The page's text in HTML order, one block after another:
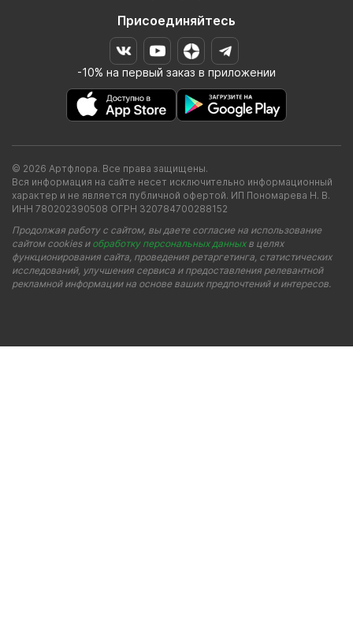
Присоединяйтесь
-10% на первый заказ в приложении
© 2026 Артфлора. Все права защищены.
Вся информация на сайте несет исключительно информационный
характер и не является публичной офертой. ИП Пономарева Н. В.
ИНН 780202390508 ОГРН 320784700288152
Продолжая работу с сайтом, вы даете согласие на использование
сайтом cookies и обработку персональных данныхв целях
функционирования сайта, проведения ретаргетинга, статистических
исследований, улучшения сервиса и предоставления релевантной
рекламной информации на основе ваших предпочтений и интересов.